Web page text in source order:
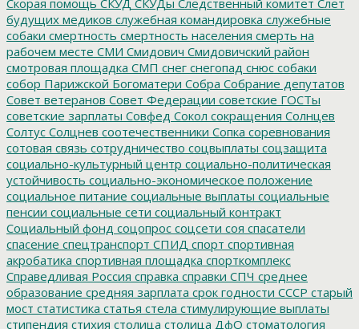
будущих медиков служебная командировка служебные
собаки смертность смертность населения смерть на
рабочем месте СМИ Смидович Смидовичский район
смотровая площадка СМП снег снегопад снюс собаки
собор Парижской Богоматери Собра Собрание депутатов
Совет ветеранов Совет Федерации советские ГОСТы
советские зарплаты Совфед Сокол сокращения Солнцев
Солтус Солцнев соотечественники Сопка соревнования
сотовая связь сотрудничество соцвыплаты соцзащита
социально-культурный центр социально-политическая
устойчивость социально-экономическое положение
социальное питание социальные выплаты социальные
пенсии социальные сети социальный контракт
Социальный фонд соцопрос соцсети соя спасатели
спасение спецтранспорт СПИД спорт спортивная
акробатика спортивная площадка спорткомплекс
Справедливая Россия справка справки СПЧ среднее
образование средняя зарплата срок годности СССР старый
мост статистика статья стела стимулирующие выплаты
стипендия стихия столица столица ДфО стоматология